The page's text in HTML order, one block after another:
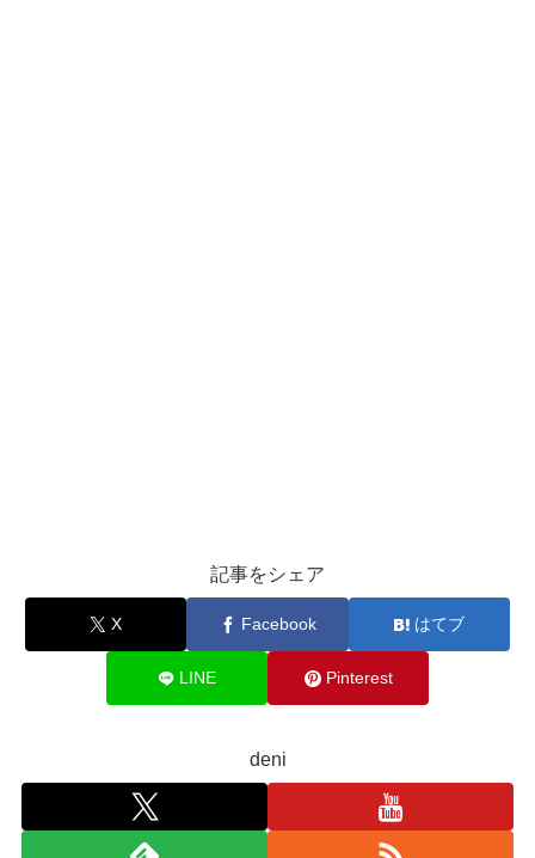
記事をシェア
X Facebook はてブ
LINE Pinterest
deni